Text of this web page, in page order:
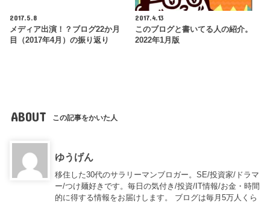
2017.5.8
メディア出演！？ブログ22か月
目（2017年4月）の振り返り
2017.4.13
このブログと書いてる人の紹介。
2022年1月版
ABOUT この記事をかいた人
ゆうげん
移住した30代のサラリーマンブロガー。SE/投資家/ドラマ
ー/つけ麺好きです。毎日の気付き/投資/IT情報/お金・時間
的に得する情報をお届けします。 ブログは毎月5万人くら